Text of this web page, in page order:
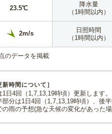
23.5℃
降水量
（1時間以内）
2m/s
日照時間
（1時間以内）
のデータを掲載
新時間について］
日4回（1,7,13,19時頃）更新します。
分は1日4回（1,7,13,19時頃）、後
雨の予想(急な天候の変化があった